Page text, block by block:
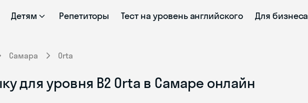
Детям Репетиторы Тест на уровень английского Для бизнеса
Самара Orta
для уровня B2 Orta в Самаре онлайн